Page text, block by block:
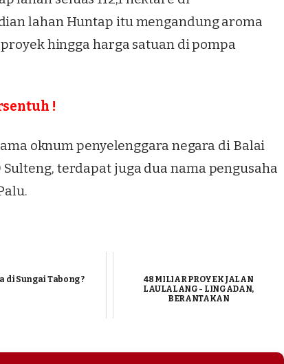
lahan Huntap itu mengandung aroma
hingga harga satuan di pompa
!
oknum penyelenggara negara di Balai
Sulteng, terdapat juga dua nama pengusaha
di Sungai Tabong ?
48 MILIAR PROYEK JALAN
LAULALANG - LINGADAN,
BERANTAKAN